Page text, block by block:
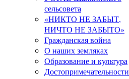
сельсовета
«НИКТО НЕ ЗАБЫТ,
НИЧТО НЕ ЗАБЫТО»
Гражданская война
О наших земляках
Образование и культура
Достопримечательности